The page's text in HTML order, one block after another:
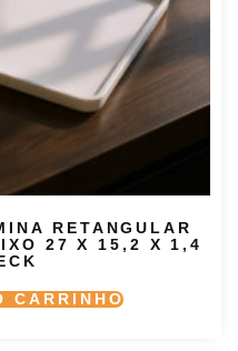
RETANGULAR
27 X 15,2 X 1,4
CARRINHO